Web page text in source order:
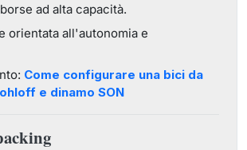
ad alta capacità.
orientata all'autonomia e
Come configurare una bici da
e dinamo SON